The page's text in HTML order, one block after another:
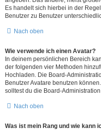
Es handelt sich hierbei in der
Benutzer zu Benutzer
Nach oben
Wie verwende ich einen Avatar?
In deinem persönlichen Bereich
der folgenden vier Methoden
Hochladen. Die Board-
Benutzer Avatare benutzen
solltest du die Board-
Nach oben
Was ist mein Rang und wie kann